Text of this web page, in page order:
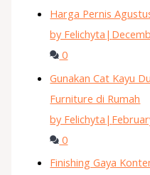
Harga Pernis
by Felichyta |
0
Gunakan Cat Kayu
Furniture di Rumah
by Felichyta |
0
Finishing Gaya